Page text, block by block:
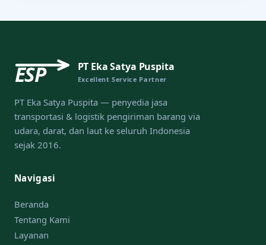
ESP PT Eka Satya Puspita
Excellent Service Partner
PT Eka Satya Puspita — penyedia jasa
transportasi & logistik pengiriman barang via
udara, darat, dan laut ke seluruh Indonesia
sejak 2016.
Navigasi
Beranda
Tentang Kami
Layanan